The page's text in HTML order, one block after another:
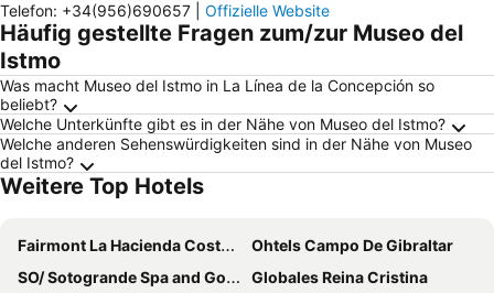
Telefon: +34(956)690657 Offizielle Website
Häufig gestellte Fragen zum/zur Museo del
Istmo
Was macht Museo del Istmo in La Línea de la Concepción so
beliebt?
Welche Unterkünfte gibt es in der Nähe von Museo del Istmo?
Welche anderen Sehenswürdigkeiten sind in der Nähe von Museo
del Istmo?
Weitere Top Hotels
Fairmont La Hacienda Costa del Sol
Ohtels Campo De Gibraltar
SO/ Sotogrande Spa and Golf Resort Hotel Costa del Sol
Globales Reina Cristina